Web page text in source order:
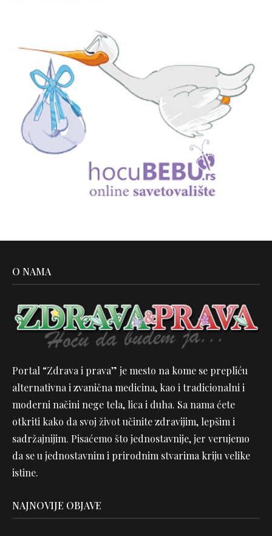
O NAMA
Portal “Zdrava i prava” je mesto na kome se prepliću
alternativna i zvanična medicina, kao i tradicionalni i
moderni načini nege tela, lica i duha. Sa nama ćete
otkriti kako da svoj život učinite zdravijim, lepšim i
sadržajnijim. Pisaćemo što jednostavnije, jer verujemo
da se u jednostavnim i prirodnim stvarima kriju velike
istine.
NAJNOVIJE OBJAVE